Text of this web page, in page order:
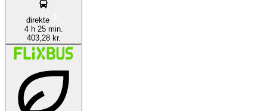
direkte
4 h 25 min.
403,28 kr.